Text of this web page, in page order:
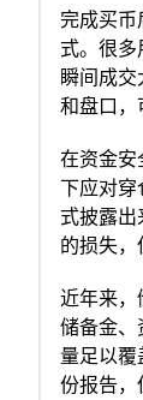
完成买币
式。很多
瞬间成
和盘口，
在资金安
下应对穿
式披露出
的损失
近年来
储备金、
量足以
份报告，